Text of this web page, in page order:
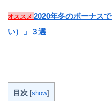
オススメ 2020年冬のボーナス
い）」３選
目次 [show]